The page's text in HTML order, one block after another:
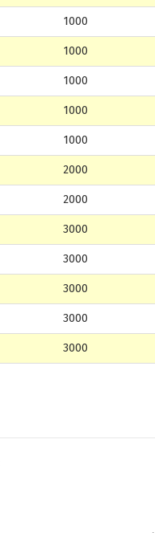
1000
1000
1000
1000
1000
2000
2000
3000
3000
3000
3000
3000